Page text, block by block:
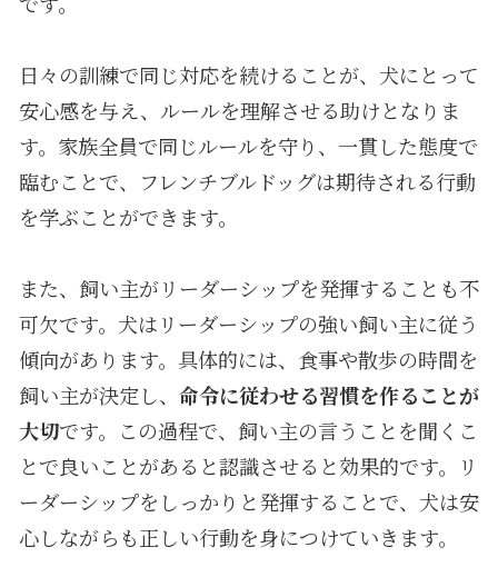
日々の訓練で同じ対応を続けることが、犬にとって
安心感を与え、ルールを理解させる助けとなりま
す。家族全員で同じルールを守り、一貫した態度で
臨むことで、フレンチブルドッグは期待される行動
を学ぶことができます。
また、飼い主がリーダーシップを発揮することも不
可欠です。犬はリーダーシップの強い飼い主に従う
傾向があります。具体的には、食事や散歩の時間を
飼い主が決定し、 命令に従わせる習慣を作ることが
大切です。この過程で、飼い主の言うことを聞くこ
とで良いことがあると認識させると効果的です。リ
ーダーシップをしっかりと発揮することで、犬は安
心しながらも正しい行動を身につけていきます。